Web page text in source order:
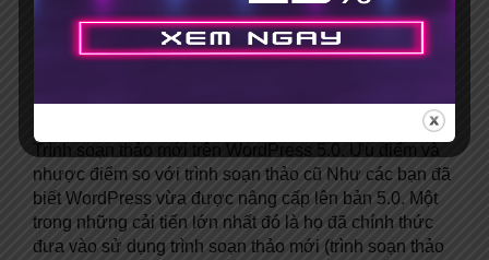
trình soạn thảo cũ trên
WordPress 5.0
4.43/5
Trình soạn thảo mới trên WordPress 5.0. Ưu điểm và
nhược điểm so với trình soạn thảo cũ Như các bạn đã
biết WordPress vừa được nâng cấp lên bản 5.0. Một
trong những cải tiến lớn nhất đó là họ đã chính thức
đưa vào sử dụng trình soạn thảo mới (trình soạn thảo